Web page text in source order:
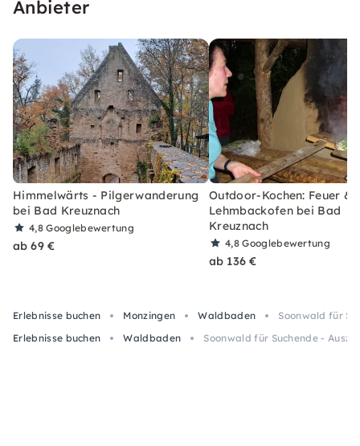
Anbieter
Himmelwärts - Pilgerwanderung
bei Bad Kreuznach
4,8Googlebewertung
ab 69 €
Outdoor-Kochen: Feuer &
Lehmbackofen bei Bad
Kreuznach
4,8Googlebewertung
ab 136 €
Erlebnisse buchen Monzingen Waldbaden
Soonwald für
Erlebnisse buchen
Waldbaden Soonwald für Suchende -